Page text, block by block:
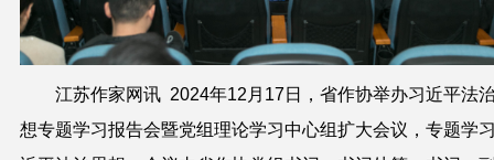
江苏作家网讯 2024年12 月 17 日，省作协举办习近平法
想专题学习报告会暨党组理论学习中心组扩大会议，专题学